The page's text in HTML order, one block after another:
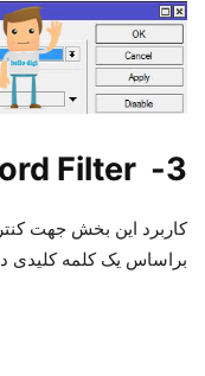
3- Keyword Filter
براساس یک کلمه کلیدی